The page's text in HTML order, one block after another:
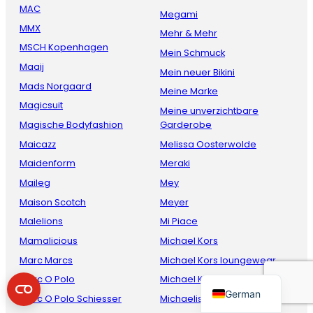
MAC
MMX
MSCH Kopenhagen
Maaij
Mads Norgaard
Magicsuit
Magische Bodyfashion
Maicazz
Maidenform
Maileg
Maison Scotch
Malelions
Mamalicious
Marc Marcs
Marc O Polo
Marc O Polo Schiesser
Megami
Mehr & Mehr
Mein Schmuck
Mein neuer Bikini
Meine Marke
Meine unverzichtbare
Garderobe
Melissa Oosterwolde
Meraki
Mey
Meyer
Mi Piace
Michael Kors
Michael Kors loungewear
Michael Kors underwear
Michaelis
German